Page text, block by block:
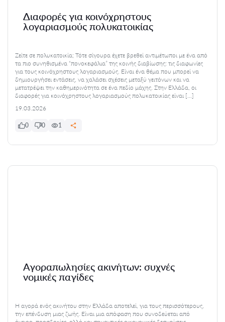
Διαφορές για κοινόχρηστους
λογαριασμούς πολυκατοικίας
Ζείτε σε πολυκατοικία; Τότε σίγουρα έχετε βρεθεί αντιμέτωποι με ένα από
τα πιο συνηθισμένα “πονοκεφάλια” της κοινής διαβίωσης: τις διαφωνίες
για τους κοινόχρηστους λογαριασμούς. Είναι ένα θέμα που μπορεί να
δημιουργήσει εντάσεις, να χαλάσει σχέσεις μεταξύ γειτόνων και να
μετατρέψει την καθημερινότητα σε ένα πεδίο μάχης. Στην Ελλάδα, οι
διαφορές για κοινόχρηστους λογαριασμούς πολυκατοικίας είναι […]
19.03.2026
0 0 1
Αγοραπωλησίες ακινήτων: συχνές
νομικές παγίδες
Η αγορά ενός ακινήτου στην Ελλάδα αποτελεί, για τους περισσότερους,
την επένδυση μιας ζωής. Είναι μια απόφαση που συνοδεύεται από